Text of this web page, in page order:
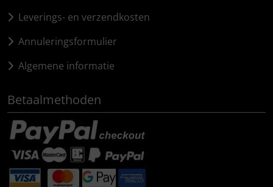
Leverings- en verzendkosten
Annuleringsformulier
Algemene informatie
Betaalmethoden
SRAM
SRM
Stronglight
THM Carbones
Topeak